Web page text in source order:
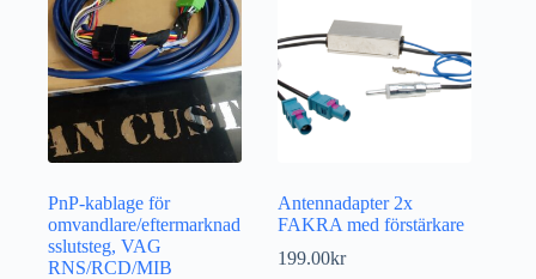
PnP-kablage för
omvandlare/eftermarknad
sslutsteg, VAG
RNS/RCD/MIB
Antennadapter 2x
FAKRA med förstärkare
199.00kr